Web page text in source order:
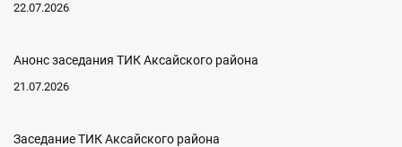
22.07.2026
Анонс заседания ТИК Аксайского района
21.07.2026
Заседание ТИК Аксайского района